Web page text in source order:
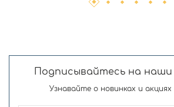
Подписывайтесь на
Узнавайте о новинках и акциях